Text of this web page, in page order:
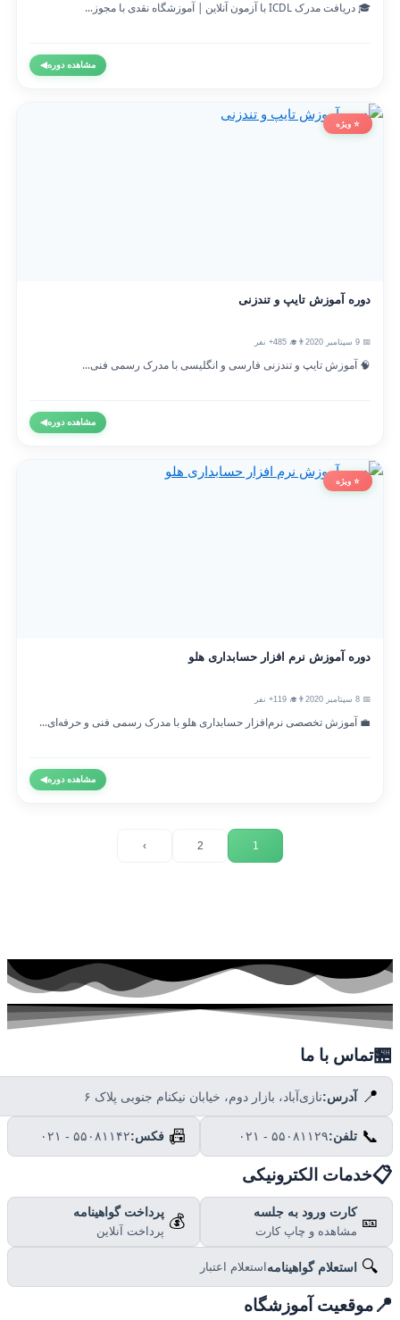
🎓 دریافت مدرک ICDL با آزمون آنلاین | آموزشگاه نقدی با مجوز...
مشاهده دوره◀
⭐ ویژه
دوره آموزش تایپ و تندزنی
👨‍🎓 485+ نفر
🧠 آموزش تایپ و تندزنی فارسی و انگلیسی با مدرک رسمی فنی...
مشاهده دوره◀
⭐ ویژه
دوره آموزش نرم افزار حسابداری هلو
👨‍🎓 119+ نفر
💼 آموزش تخصصی نرم‌افزار حسابداری هلو با مدرک رسمی فنی و حرفه‌ای...
مشاهده دوره◀
تماس با ما
📍 آدرس:نازی‌آباد، بازار دوم، خیابان نیکنام جنوبی پلاک ۶
📞 تلفن:۰۲۱ - ۵۵۰۸۱۱۲۹ 📠 فکس:۰۲۱ - ۵۵۰۸۱۱۴۲
خدمات الکترونیکی
🎫 کارت ورود به جلسه
مشاهده و چاپ کارت
💰 پرداخت گواهینامه
پرداخت آنلاین
🔍 استعلام گواهینامهاستعلام اعتبار
موقعیت آموزشگاه